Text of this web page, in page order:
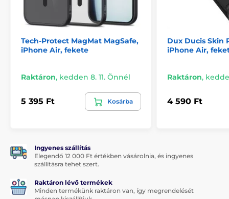
Tech-Protect MagMat MagSafe,
iPhone Air, fekete
Raktáron, kedden 8. 11. Önnél
5 395 Ft Kosárba
Dux Ducis Skin
iPhone Air,
Raktáron,
4 590 Ft
Ingyenes szállítás
Elegendő 12 000 Ft értékben vásárolnia, és ingyenes
szállításra tehet szert.
Raktáron lévő termékek
Minden termékünk raktáron van, így megrendelését